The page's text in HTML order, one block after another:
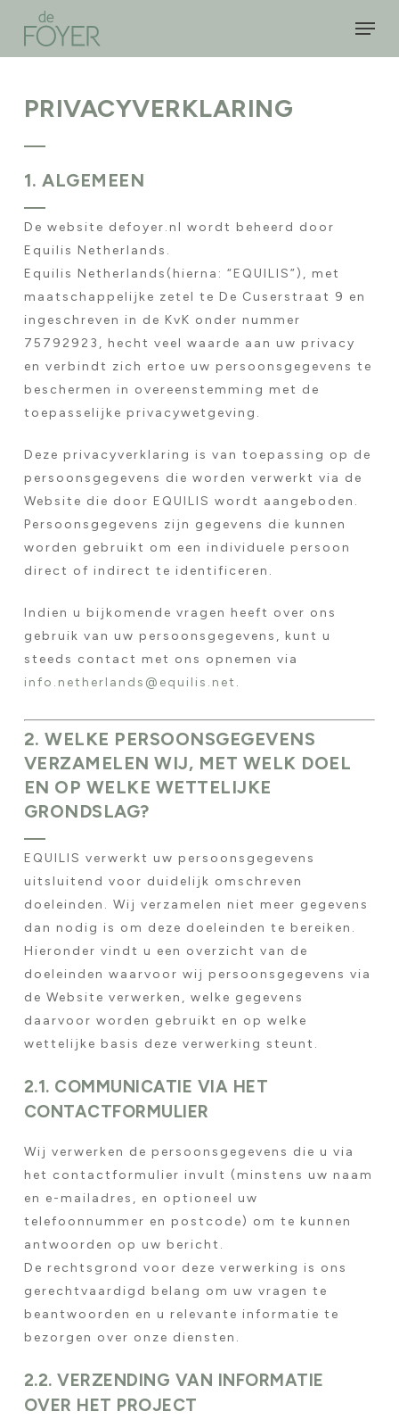
main
PRIVACYVERKLARING
1. ALGEMEEN
De website defoyer.nl wordt beheerd door
Equilis Netherlands.
Equilis Netherlands(hierna: “EQUILIS”), met
maatschappelijke zetel te De Cuserstraat 9 en
ingeschreven in de KvK onder nummer
75792923, hecht veel waarde aan uw privacy
en verbindt zich ertoe uw persoonsgegevens te
beschermen in overeenstemming met de
toepasselijke privacywetgeving.
Deze privacyverklaring is van toepassing op de
persoonsgegevens die worden verwerkt via de
Website die door EQUILIS wordt aangeboden.
Persoonsgegevens zijn gegevens die kunnen
worden gebruikt om een individuele persoon
direct of indirect te identificeren.
Indien u bijkomende vragen heeft over ons
gebruik van uw persoonsgegevens, kunt u
steeds contact met ons opnemen via
info.netherlands@equilis.net .
2. WELKE PERSOONSGEGEVENS
VERZAMELEN WIJ, MET WELK DOEL
EN OP WELKE WETTELIJKE
GRONDSLAG?
EQUILIS verwerkt uw persoonsgegevens
uitsluitend voor duidelijk omschreven
doeleinden. Wij verzamelen niet meer gegevens
dan nodig is om deze doeleinden te bereiken.
Hieronder vindt u een overzicht van de
doeleinden waarvoor wij persoonsgegevens via
de Website verwerken, welke gegevens
daarvoor worden gebruikt en op welke
wettelijke basis deze verwerking steunt.
2.1. COMMUNICATIE VIA HET
CONTACTFORMULIER
Wij verwerken de persoonsgegevens die u via
het contactformulier invult (minstens uw naam
en e-mailadres, en optioneel uw
telefoonnummer en postcode) om te kunnen
antwoorden op uw bericht.
De rechtsgrond voor deze verwerking is ons
gerechtvaardigd belang om uw vragen te
beantwoorden en u relevante informatie te
bezorgen over onze diensten.
2.2. VERZENDING VAN INFORMATIE
OVER HET PROJECT
Close